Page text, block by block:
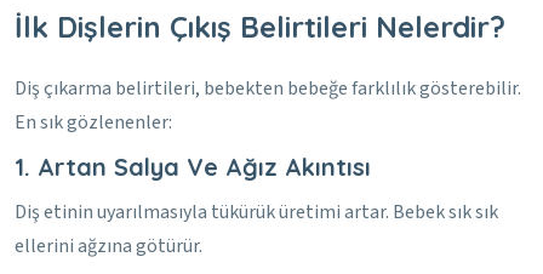
İlk Dişlerin Çıkış Belirtileri Nelerdir?
Diş çıkarma belirtileri, bebekten bebeğe farklılık gösterebilir.
En sık gözlenenler:
1. Artan Salya Ve Ağız Akıntısı
Diş etinin uyarılmasıyla tükürük üretimi artar. Bebek sık sık
ellerini ağzına götürür.